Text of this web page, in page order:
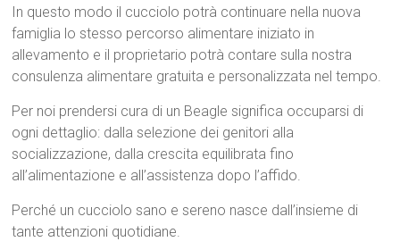
In questo modo il cucciolo potrà continuare nella nuova
famiglia lo stesso percorso alimentare iniziato in
allevamento e il proprietario potrà contare sulla nostra
consulenza alimentare gratuita e personalizzata nel tempo.
Per noi prendersi cura di un Beagle significa occuparsi di
ogni dettaglio: dalla selezione dei genitori alla
socializzazione, dalla crescita equilibrata fino
all’alimentazione e all’assistenza dopo l’affido.
Perché un cucciolo sano e sereno nasce dall’insieme di
tante attenzioni quotidiane.